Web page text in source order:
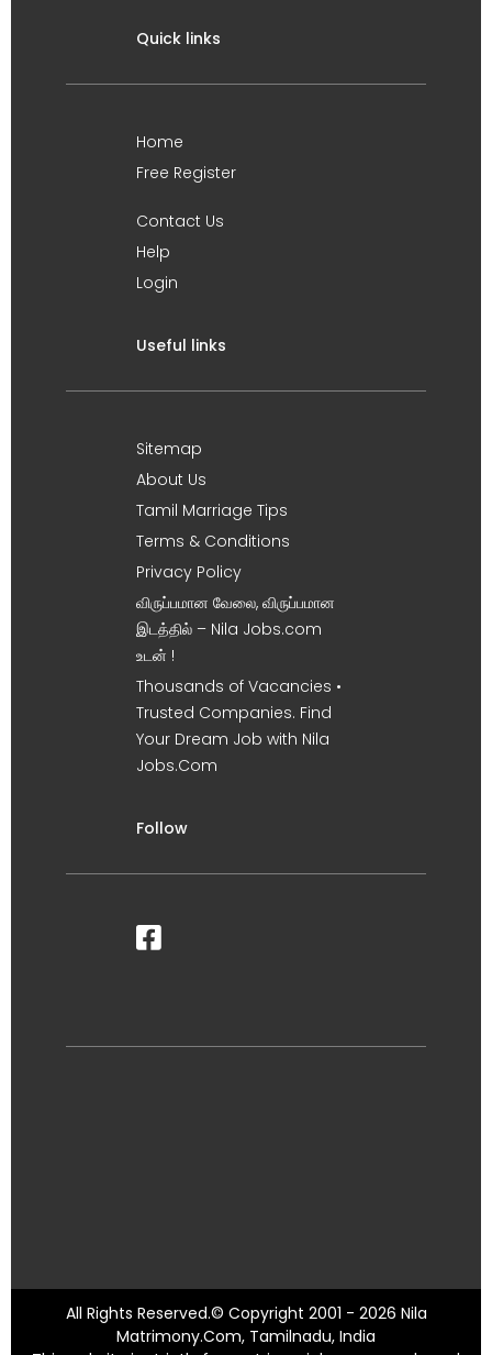
Quick links
Home
Free Register
Contact Us
Help
Login
Useful links
Sitemap
About Us
Tamil Marriage Tips
Terms & Conditions
Privacy Policy
விருப்பமான வேலை, விருப்பமான
இடத்தில் – Nila Jobs.com
உடன் !
Thousands of Vacancies •
Trusted Companies. Find
Your Dream Job with Nila
Jobs.Com
Follow
All Rights Reserved.© Copyright 2001 - 2026 Nila
Matrimony.Com, Tamilnadu, India